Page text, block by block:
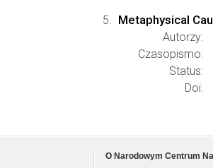
Metaphysical
Autorzy:
Czasopismo:
Status:
Doi:
O Narodowym Centrum